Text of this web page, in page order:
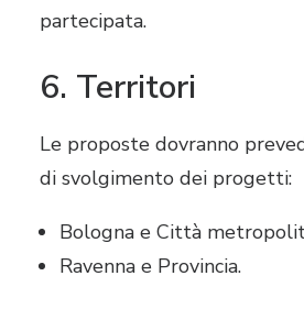
partecipata.
6. Territori
Le proposte dovranno
di svolgimento dei progetti:
Bologna e Città
Ravenna e Provincia.